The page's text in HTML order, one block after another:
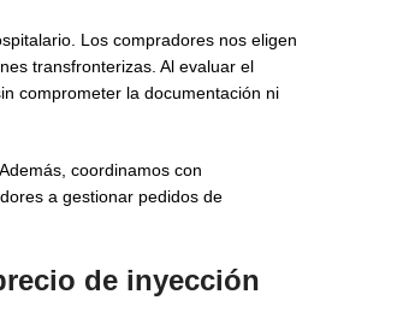
Los compradores nos eligen
transfronterizas. Al evaluar el
comprometer la documentación ni
coordinamos con
a gestionar pedidos de
de inyección